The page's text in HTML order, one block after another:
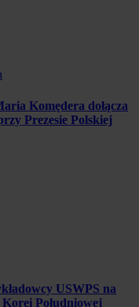
Komędera dołącza
Prezesie Polskiej
USWPS na
Południowej